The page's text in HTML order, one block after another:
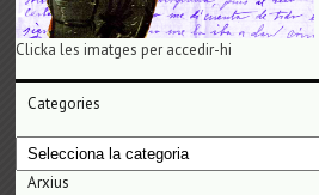
Clicka les imatges per accedir-hi
Categories
Categories
Arxius